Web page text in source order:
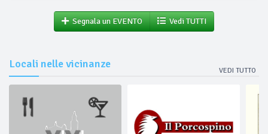
Segnala un EVENTO Vedi TUTTI
Locali nelle vicinanze
VEDI TUTTO